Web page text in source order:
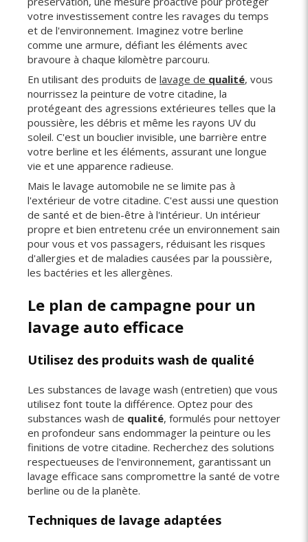
votre investissement contre les ravages du temps
et de l'environnement. Imaginez votre berline
comme une armure, défiant les éléments avec
bravoure à chaque kilomètre parcouru.
En utilisant des produits de lavage de qualité, vous
nourrissez la peinture de votre citadine, la
protégeant des agressions extérieures telles que la
poussière, les débris et même les rayons UV du
soleil. C'est un bouclier invisible, une barrière entre
votre berline et les éléments, assurant une longue
vie et une apparence radieuse.
Mais le lavage automobile ne se limite pas à
l'extérieur de votre citadine. C'est aussi une question
de santé et de bien-être à l'intérieur. Un intérieur
propre et bien entretenu crée un environnement sain
pour vous et vos passagers, réduisant les risques
d'allergies et de maladies causées par la poussière,
les bactéries et les allergènes.
Le plan de campagne pour un
lavage auto efficace
Utilisez des produits wash de qualité
Les substances de lavage wash (entretien) que vous
utilisez font toute la différence. Optez pour des
substances wash de qualité, formulés pour nettoyer
en profondeur sans endommager la peinture ou les
finitions de votre citadine. Recherchez des solutions
respectueuses de l'environnement, garantissant un
lavage efficace sans compromettre la santé de votre
berline ou de la planète.
Techniques de lavage adaptées